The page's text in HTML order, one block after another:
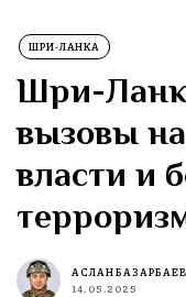
ШРИ-ЛАНКА
Шри-
вызовы
власти и
АСЛАН БАЗАРБАЕВ
14.05.2025